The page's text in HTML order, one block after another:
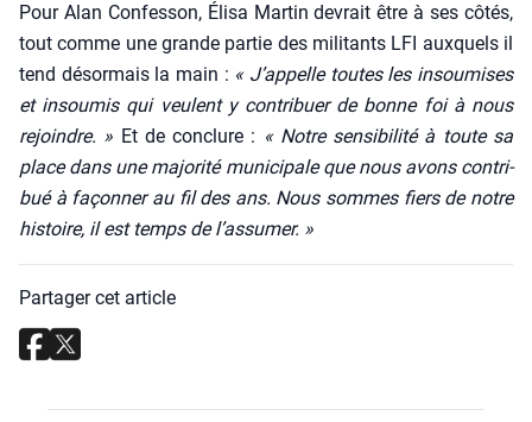
Pour Alan Confes­son, Éli­sa Mar­tin devrait être à ses côtés,
tout comme une grande par­tie des mili­tants LFI aux­quels il
tend désor­mais la main : « J’appelle toutes les insou­mises
et insou­mis qui veulent y contri­buer de bonne foi à nous
rejoindre. » Et de conclure : « Notre sen­si­bi­li­té à toute sa
place dans une majo­ri­té muni­ci­pale que nous avons contri­
bué à façon­ner au fil des ans. Nous sommes fiers de notre
his­toire, il est temps de l’assumer. »
Partager cet article